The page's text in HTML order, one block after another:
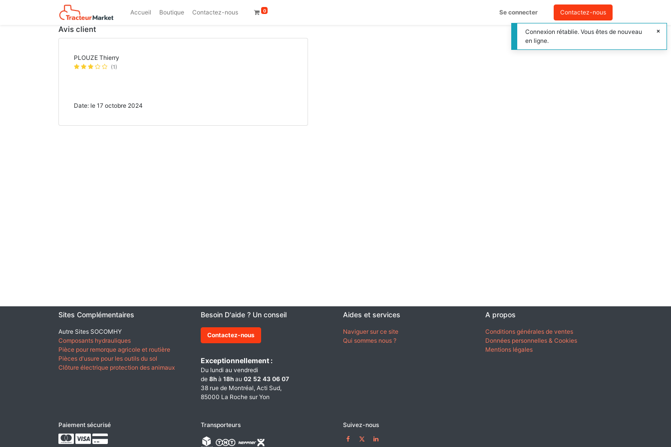
Accueil Boutique Contactez-nous 0 Se connecter Contactez-nous
Avis client
PLOUZE Thierry
(1)
Date: le 17 octobre 2024
Sites Complémentaires
Autre Sites SOCOMHY
Composants hydrauliques
Pièce pour remorque agricole et routière
Pièces d'usure pour les outils du sol
Clôture électrique protection des animaux
Besoin D'aide ? Un conseil
Contactez-nous
Exceptionnellement :
Du lundi au vendredi
de 8h à 18h au 02 52 43 06 07
38 rue de Montréal, Acti Sud,
85000 La Roche sur Yon
Aides et services
Naviguer sur ce site
Qui sommes nous ?
A propos
Conditions générales de ventes
Données personnelles & Cookies
Mentions légales
Paiement sécurisé Transporteurs Suivez-nous
Connexion rétablie. Vous êtes de nouveau
en ligne.